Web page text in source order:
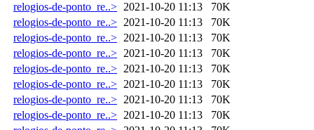
relogios-de-ponto_re..> 2021-10-20 11:13
70K
relogios-de-ponto_re..> 2021-10-20 11:13
70K
relogios-de-ponto_re..> 2021-10-20 11:13
70K
relogios-de-ponto_re..> 2021-10-20 11:13
70K
relogios-de-ponto_re..> 2021-10-20 11:13
70K
relogios-de-ponto_re..> 2021-10-20 11:13
70K
relogios-de-ponto_re..> 2021-10-20 11:13
70K
relogios-de-ponto_re..> 2021-10-20 11:13
70K